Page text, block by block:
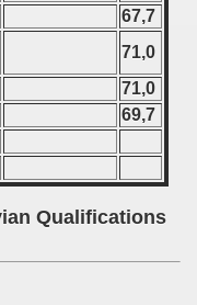
67,7
71,0
71,0
69,7
Qualifications